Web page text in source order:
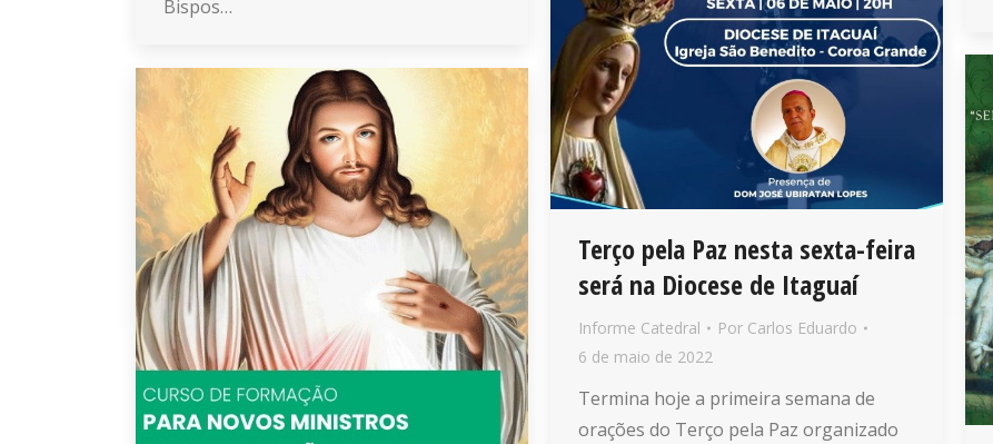
Bispos…
Terço pela Paz nesta sexta-feira
será na Diocese de Itaguaí
Informe Catedral Por Carlos Eduardo
6 de maio de 2022
Termina hoje a primeira semana de
orações do Terço pela Paz organizado